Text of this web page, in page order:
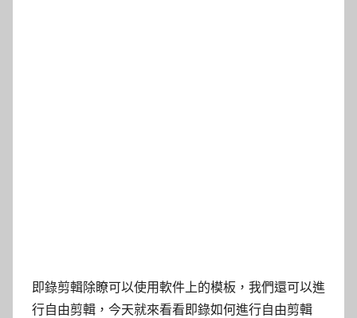
即錄剪輯除瞭可以使用軟件上的模板，我們還可以進
行自由剪輯，今天就來看看即錄如何進行自由剪輯